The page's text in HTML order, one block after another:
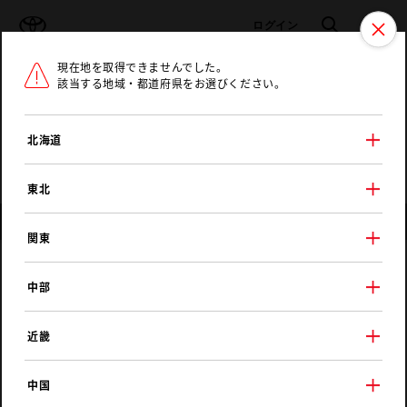
ログイン 検索 メニュ
ラインアップ オーナーサポート
現在地を取得できませんでした。
該当する地域・都道府県をお選びください。
北海道
東北
関東
中部
近畿
中国
トヨタ認定中古車 メニュー
ネッツトヨタ静浜
池田東店